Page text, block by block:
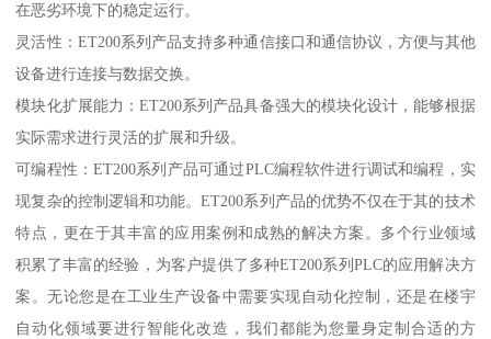
在恶劣环境下的稳定运行。
灵活性：ET200系列产品支持多种通信接口和通信协议，方便与其他
设备进行连接与数据交换。
模块化扩展能力：ET200系列产品具备强大的模块化设计，能够根据
实际需求进行灵活的扩展和升级。
可编程性：ET200系列产品可通过PLC编程软件进行调试和编程，实
现复杂的控制逻辑和功能。ET200系列产品的优势不仅在于其的技术
特点，更在于其丰富的应用案例和成熟的解决方案。多个行业领域
积累了丰富的经验，为客户提供了多种ET200系列PLC的应用解决方
案。无论您是在工业生产设备中需要实现自动化控制，还是在楼宇
自动化领域要进行智能化改造，我们都能为您量身定制合适的方